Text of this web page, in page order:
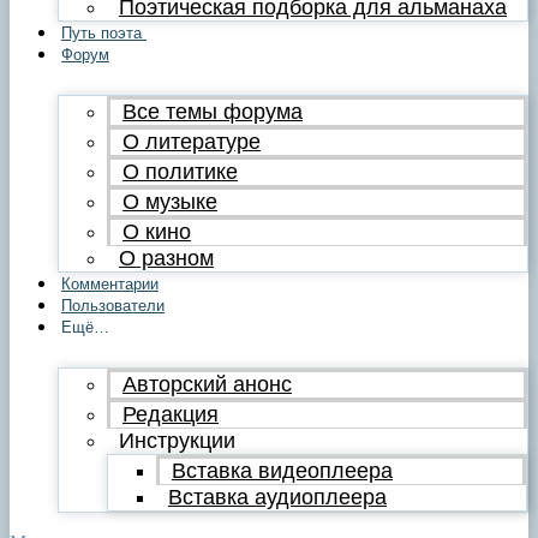
Поэтическая подборка для альманаха
Путь поэта
Форум
Все темы форума
О литературе
О политике
О музыке
О кино
О разном
Комментарии
Пользователи
Ещё…
Авторский анонс
Редакция
Инструкции
Вставка видеоплеера
Вставка аудиоплеера